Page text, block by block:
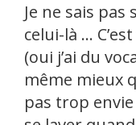
Je ne sais
celui-là …
(oui j’ai du
même mieux
pas trop